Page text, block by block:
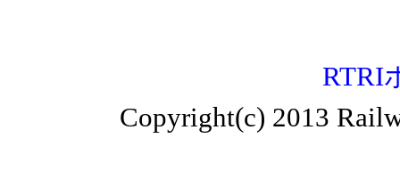
RTRI
Copyright(c) 2013